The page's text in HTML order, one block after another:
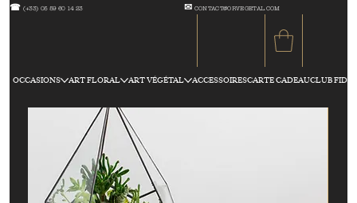
☎ (+33) 05 59 60 14 23 ✉ CONTACT@ORVEGETAL.COM
OCCASIONS ART FLORAL ART VÉGÉTAL ACCESSOIRESCARTE CADEAUCLUB